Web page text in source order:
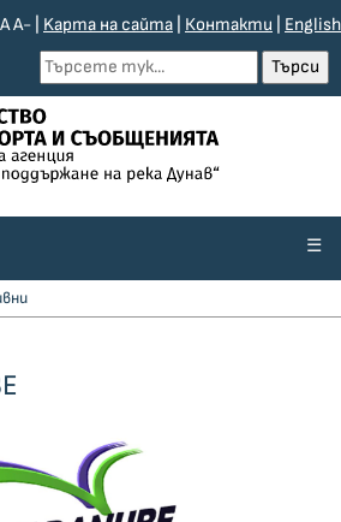
AA- Kарта на сайта Контакти English
☰